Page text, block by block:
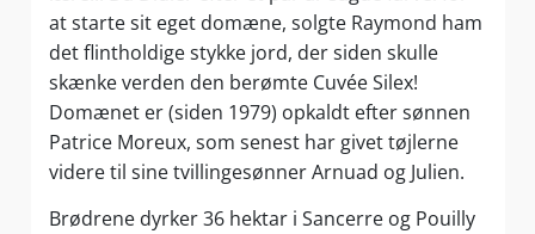
at starte sit eget domæne, solgte Raymond ham
det flintholdige stykke jord, der siden skulle
skænke verden den berømte Cuvée Silex!
Domænet er (siden 1979) opkaldt efter sønnen
Patrice Moreux, som senest har givet tøjlerne
videre til sine tvillingesønner Arnuad og Julien.
Brødrene dyrker 36 hektar i Sancerre og Pouilly